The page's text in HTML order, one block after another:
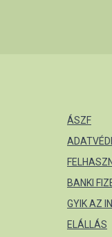
ÁSZF
BANKI
GYIK AZ
ELÁLLÁS